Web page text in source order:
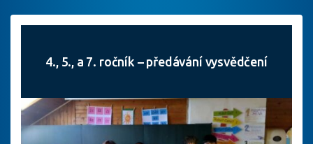
4., 5., a 7. ročník – předávání vysvědčení